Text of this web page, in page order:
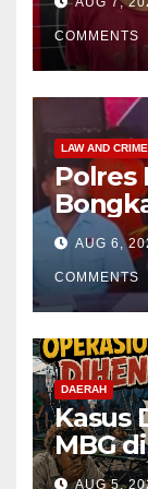
COMMENTS
LAW AND CRIME
Polres
AUG 6,
COMMENTS
DAERAH
Kasus
MBG
Aktivis
AUG 5,